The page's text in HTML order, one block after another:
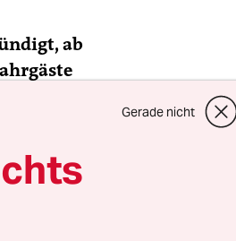
ab
doch
Gerade nicht